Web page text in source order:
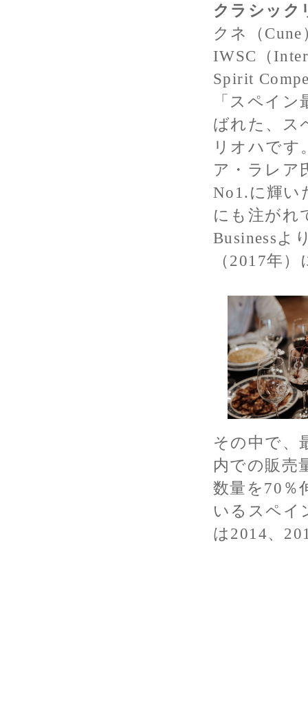
クラシック
クネ（Cune
IWSC（
Spirit
「スペイ
ばれた、ス
リオハです
ア・ラレア
No1.に輝い
にも注がれ
Businessよ
（2017年
その中で、
内での販売
数量を70％
いるスペイ
は2014、